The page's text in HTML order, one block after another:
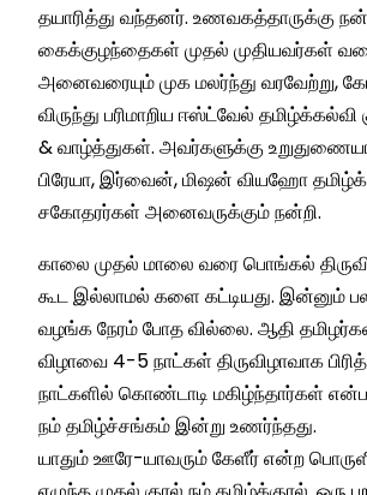
தயாரித்து வந்தனர். உணவகத்தாருக்கு
கைக்குழந்தைகள் முதல் முதியவர்கள்
அனைவரையும் முக மலர்ந்து வரவேற்று,
விருந்து பரிமாறிய ஈஸ்ட்வேல் தமிழ்க்கல்வி
& வாழ்த்துகள். அவர்களுக்கு
பிரேயா, இர்வைன், மிஷன் வியஹோ
சகோதரர்கள் அனைவருக்கும் நன்றி.
காலை முதல் மாலை வரை பொங்கல்
கூட இல்லாமல் களை கட்டியது. இன்னும்
வழங்க நேரம் போத வில்லை. ஆதி
விழாவை 4-5 நாட்கள் திருவிழாவாக
நாட்களில் கொண்டாடி மகிழ்ந்தார்கள்
நம் தமிழ்ச்சங்கம் இன்று உணர்ந்தது.
யாதும் ஊரே-யாவரும் கேளீர் என்ற